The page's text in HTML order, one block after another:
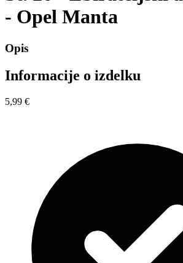
- Opel Manta
Opis
Informacije o izdelku
5,99 €